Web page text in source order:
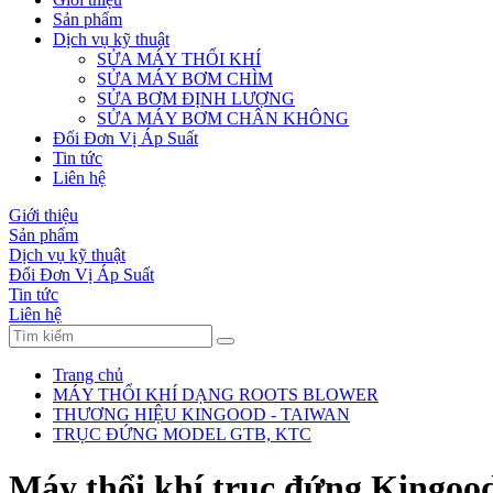
Sản phẩm
Dịch vụ kỹ thuật
SỬA MÁY THỔI KHÍ
SỬA MÁY BƠM CHÌM
SỬA BƠM ĐỊNH LƯỢNG
SỬA MÁY BƠM CHÂN KHÔNG
Đổi Đơn Vị Áp Suất
Tin tức
Liên hệ
Giới thiệu
Sản phẩm
Dịch vụ kỹ thuật
Đổi Đơn Vị Áp Suất
Tin tức
Liên hệ
Trang chủ
MÁY THỔI KHÍ DẠNG ROOTS BLOWER
THƯƠNG HIỆU KINGOOD - TAIWAN
TRỤC ĐỨNG MODEL GTB, KTC